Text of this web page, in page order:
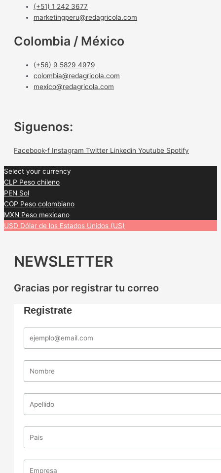
(+51) 1 242 3677
marketingperu@redagricola.com
Colombia / México
(+56) 9 5829 4979
colombia@redagricola.com
mexico@redagricola.com
Siguenos:
Facebook-f Instagram Twitter Linkedin Youtube Spotify
Select your currency
CLP Peso chileno
PEN Sol
COP Peso colombiano
MXN Peso mexicano
USD Dólar de los Estados Unidos (US)
NEWSLETTER
Gracias por registrar tu correo
Registrate